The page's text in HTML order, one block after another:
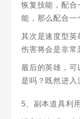
恢复技能，配合
能，那么配合一
其次是速度型英
伤害将会是非常
最后的英雄，可
是吗？既然进入
5、副本道具利用